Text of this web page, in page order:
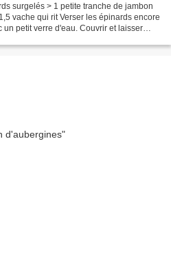
surgelés > 1 petite tranche de jambon
vache qui rit Verser les épinards encore
petit verre d'eau. Couvrir et laisser